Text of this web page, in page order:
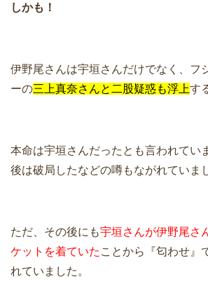
しかも！
伊野尾さんは宇垣さんだけでなく、フ
ーの三上真奈さんと二股疑惑も浮上す
本命は宇垣さんだったとも言われてい
後は破局したなどの噂もながれていま
ただ、その後にも宇垣さんが伊野尾さ
ケットを着ていた ことから『匂わせ』
れていました。